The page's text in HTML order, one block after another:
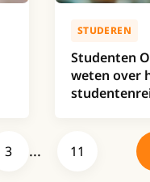
STUDEREN
Studenten
weten over
3 11